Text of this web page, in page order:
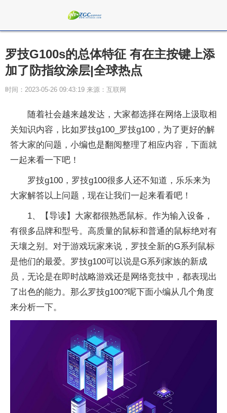
罗技G100s的总体特征 有在主按键上添
加了防指纹涂层|全球热点
时间：2023-05-26 09:43:19 来源：互联网
随着社会越来越发达，大家都选择在网络上汲取相
关知识内容，比如罗技g100_罗技g100，为了更好的解
答大家的问题，小编也是翻阅整理了相应内容，下面就
一起来看一下吧！
罗技g100，罗技g100很多人还不知道，乐乐来为
大家解答以上问题，现在让我们一起来看看吧！
1、【导读】大家都很熟悉鼠标。作为输入设备，
有很多品牌和型号。高质量的鼠标和普通的鼠标绝对有
天壤之别。对于游戏玩家来说，罗技全新的G系列鼠标
是他们的最爱。罗技g100可以说是G系列家族的新成
员，无论是在即时战略游戏还是网络竞技中，都表现出
了出色的能力。那么罗技g100?呢下面小编从几个角度
来分析一下。